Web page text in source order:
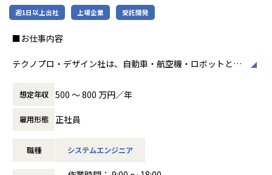
週1日以上出社 上場企業 受託開発
■お仕事内容
テクノプロ・デザイン社は、自動車・航空機・ロボットとい
フェッショナル集団です。
設計・開発・解析などの上流工程に携わるチャンスが豊富に
あり、市場価値の高いエンジニアとして成長・活躍できる環
境が整っています。
き、技術者としての幅を広げながら、ものづくりの現場
想定年収 500 〜 800 万円／年
雇用形態 正社員
職種 システムエンジニア